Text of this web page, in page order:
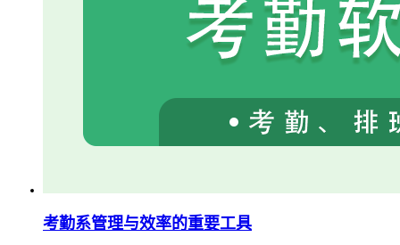
考勤系管理与效率的重要工具